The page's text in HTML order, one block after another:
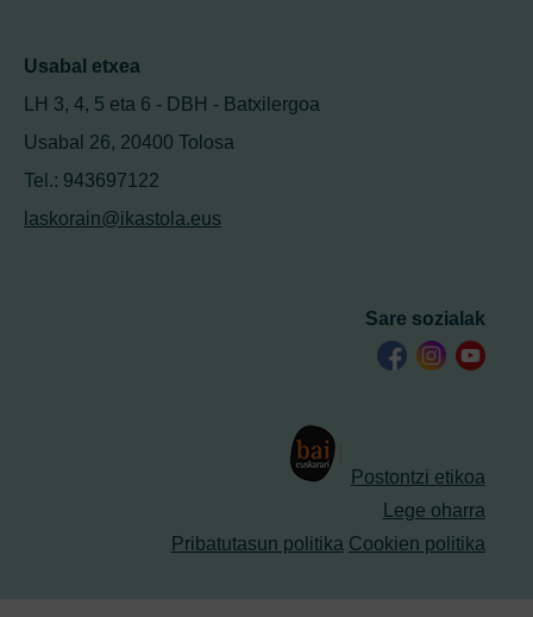
Usabal etxea
LH 3, 4, 5 eta 6 - DBH - Batxilergoa
Usabal 26, 20400 Tolosa
Tel.: 943697122
laskorain@ikastola.eus
Sare sozialak
Postontzi etikoa
Lege oharra
Pribatutasun politika Cookien politika